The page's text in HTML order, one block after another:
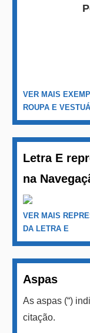
VER MAIS
ROUPA E
Letra E
na
VER MAIS
DA LETRA E
Aspas
As aspas (“)
citação.